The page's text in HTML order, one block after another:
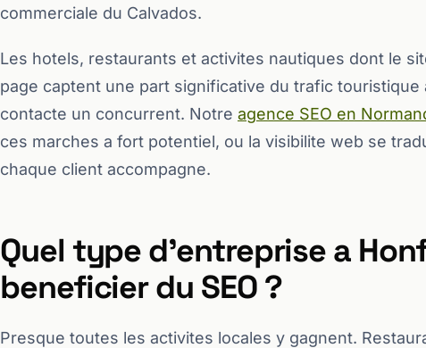
commerciale du Calvados.
Les hotels, restaurants et activites nautiques dont le
page captent une part significative du trafic
contacte un concurrent. Notre agence SEO en
ces marches a fort potentiel, ou la visibilite web se
chaque client accompagne.
Quel type d'entreprise a
beneficier du SEO ?
Presque toutes les activites locales y gagnent.